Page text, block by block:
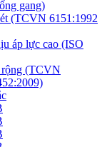
gang)
(TCVN 6151:1992
áp lực cao (ISO
(TCVN